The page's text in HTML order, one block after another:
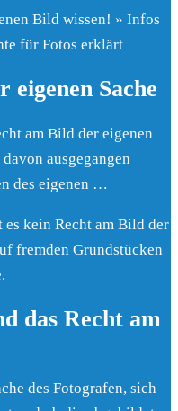
Bild wissen! » Infos
für Fotos erklärt
eigenen Sache
am Bild der eigenen
ausgegangen
des eigenen …
kein Recht am Bild der
fremden Grundstücken
das Recht am
des Fotografen, sich